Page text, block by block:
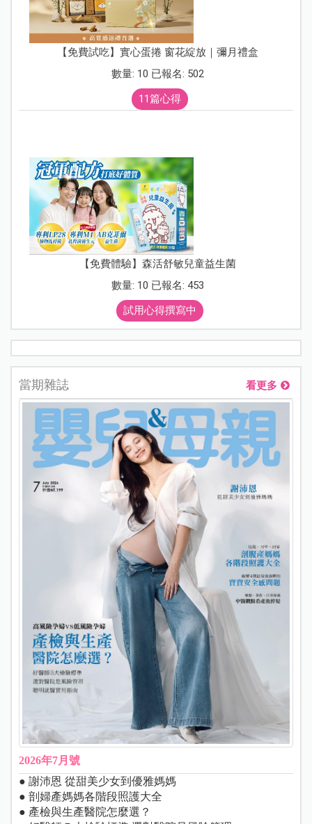
【免費試吃】實心蛋捲 窗花綻放｜彌月禮盒
數量: 10 已報名: 502
11篇心得
【免費體驗】森活舒敏兒童益生菌
數量: 10 已報名: 453
試用心得撰寫中
當期雜誌 看更多
2026年7月號
● 謝沛恩 從甜美少女到優雅媽媽
● 剖婦產媽媽各階段照護大全
● 產檢與生產醫院怎麼選？